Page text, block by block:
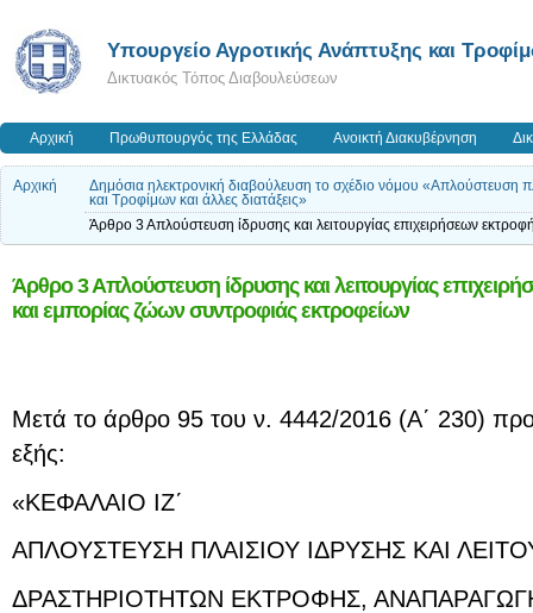
Υπουργείο Αγροτικής Ανάπτυξης και
Δικτυακός Τόπος Διαβουλεύσεων
Αρχική Πρωθυπουργός της Ελλάδας Ανοικτή Διακυβέρνηση
Αρχική
Δημόσια ηλεκτρονική διαβούλευση το σχέδιο νόμου «Απλούστευση
και Τροφίμων και άλλες διατάξεις»
Άρθρο 3 Απλούστευση ίδρυσης και λειτουργίας επιχειρήσεων
Άρθρο 3 Απλούστευση ίδρυσης και λειτουργίας
και εμπορίας ζώων συντροφιάς εκτροφείων
Μετά το άρθρο 95 του ν. 4442/2016 (Α΄ 230)
εξής:
«ΚΕΦΑΛΑΙΟ ΙΖ΄
ΑΠΛΟΥΣΤΕΥΣΗ ΠΛΑΙΣΙΟΥ ΙΔΡΥΣΗΣ ΚΑΙ
ΔΡΑΣΤΗΡΙΟΤΗΤΩΝ ΕΚΤΡΟΦΗΣ,